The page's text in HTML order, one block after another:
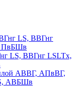
LS, ВВГнг LSLTx,